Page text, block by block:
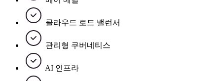
클라우드 로드 밸런서
관리형 쿠버네티스
AI 인프라